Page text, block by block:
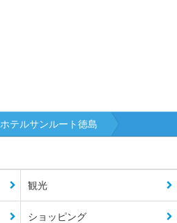
ホテルサンルート徳島
観光
ショッピング